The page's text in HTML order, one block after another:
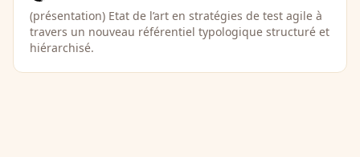
(présentation) Etat de l’art en stratégies de test agile à
travers un nouveau référentiel typologique structuré et
hiérarchisé.